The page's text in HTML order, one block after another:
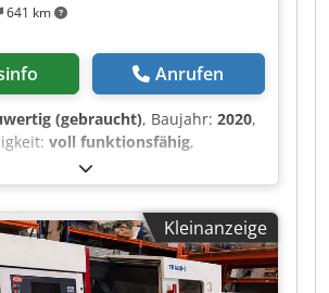
641 km
Anrufen
(gebraucht), Baujahr: 2020,
voll funktionsfähig,
, Drehdurchmesser über
630 mm, Drehdurchmesser:376
des Spindelmotors:18 W,
(min.):40 U/min,
(max.): 4.000 U/min,
81 mm, Verfahrweg X-Achse:
Kleinanzeige